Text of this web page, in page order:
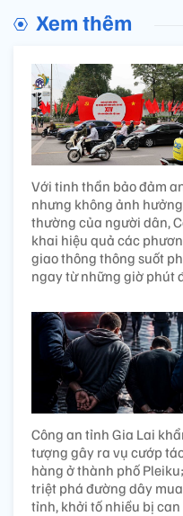
Xem thêm
Với tinh thần bảo đảm
nhưng không ảnh
thường của người dân,
khai hiệu quả các
giao thông thông suốt
ngay từ những giờ phút
Công an tỉnh Gia Lai
tượng gây ra vụ cướp
hàng ở thành phố
triệt phá đường dây
tỉnh, khởi tố nhiều bị